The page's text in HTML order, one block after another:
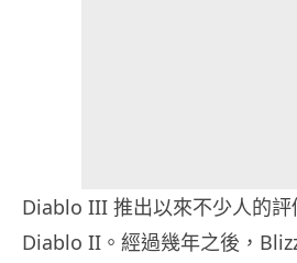
Diablo III 推出以來不少人的評
Diablo II。經過幾年之後，